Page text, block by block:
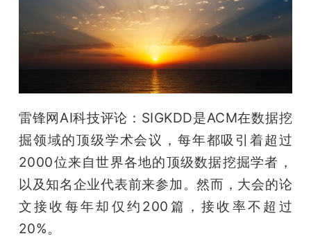
课
动
中
心
雷锋网AI科技评论：SIGKDD是ACM在数据挖
掘领域的顶级学术会议，每年都吸引着超过
2000位来自世界各地的顶级数据挖掘学者，
以及知名企业代表前来参加。然而，大会的论
文接收每年却仅约200篇，接收率不超过
20%。